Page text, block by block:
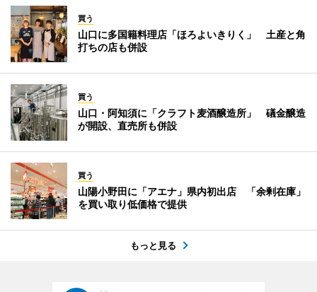
買う
山口に多国籍料理店「ほろよいきりく」 土産と角
打ちの店も併設
買う
山口・阿知須に「クラフト麦酒醸造所」 礒金醸造
が開設、直売所も併設
買う
山陽小野田に「アエナ」県内初出店 「余剰在庫」
を買い取り低価格で提供
もっと見る